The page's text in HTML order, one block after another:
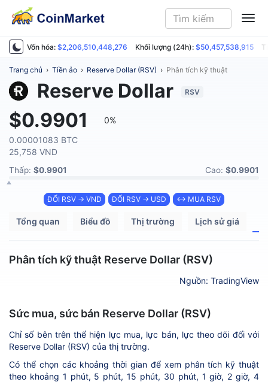
Vốn hóa: $2,206,510,448,276 Khối lượng (24h): $50,457,538,915
Trang chủ › Tiền ảo › Reserve Dollar (RSV) › Phân tích kỹ thuật
Reserve Dollar RSV
$0.9901
0%
0.00001083 BTC
25,758 VND
Thấp: $0.9901 Cao: $0.9901
ĐỔI RSV → VND ĐỔI RSV → USD ↔ MUA RSV
Tổng quan Biểu đồ Thị trường Lịch sử giá
Phân tích kỹ thuật Reserve Dollar (RSV)
Nguồn: TradingView
Sức mua, sức bán Reserve Dollar (RSV)
Chỉ số bên trên thể hiện lực mua, lực bán, lực theo dõi đối với
Reserve Dollar (RSV) của thị trường.
Có thể chọn các khoảng thời gian để xem phân tích kỹ thuật
theo khoảng 1 phút, 5 phút, 15 phút, 30 phút, 1 giờ, 2 giờ, 4